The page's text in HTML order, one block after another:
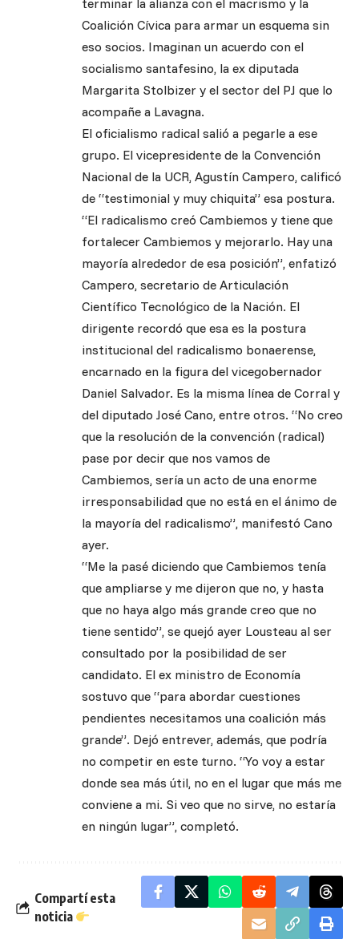
terminar la alianza con el macrismo y la
Coalición Cívica para armar un esquema sin
eso socios. Imaginan un acuerdo con el
socialismo santafesino, la ex diputada
Margarita Stolbizer y el sector del PJ que lo
acompañe a Lavagna.
El oficialismo radical salió a pegarle a ese
grupo. El vicepresidente de la Convención
Nacional de la UCR, Agustín Campero, calificó
de “testimonial y muy chiquita” esa postura.
“El radicalismo creó Cambiemos y tiene que
fortalecer Cambiemos y mejorarlo. Hay una
mayoría alrededor de esa posición”, enfatizó
Campero, secretario de Articulación
Científico Tecnológico de la Nación. El
dirigente recordó que esa es la postura
institucional del radicalismo bonaerense,
encarnado en la figura del vicegobernador
Daniel Salvador. Es la misma línea de Corral y
del diputado José Cano, entre otros. “No creo
que la resolución de la convención (radical)
pase por decir que nos vamos de
Cambiemos, sería un acto de una enorme
irresponsabilidad que no está en el ánimo de
la mayoría del radicalismo”, manifestó Cano
ayer.
“Me la pasé diciendo que Cambiemos tenía
que ampliarse y me dijeron que no, y hasta
que no haya algo más grande creo que no
tiene sentido”, se quejó ayer Lousteau al ser
consultado por la posibilidad de ser
candidato. El ex ministro de Economía
sostuvo que “para abordar cuestiones
pendientes necesitamos una coalición más
grande”. Dejó entrever, además, que podría
no competir en este turno. “Yo voy a estar
donde sea más útil, no en el lugar que más me
conviene a mi. Si veo que no sirve, no estaría
en ningún lugar”, completó.
Compartí esta
noticia